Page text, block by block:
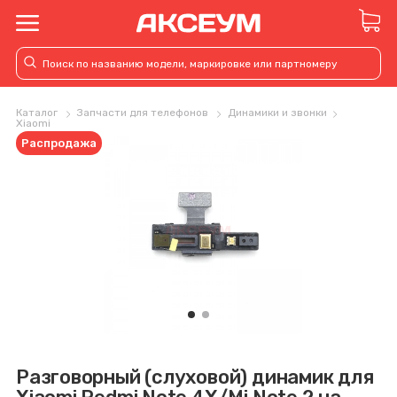
Каталог Запчасти для телефонов
Динамики и звонки
Xiaomi
Разговорный (слуховой) динамик для
Распродажа